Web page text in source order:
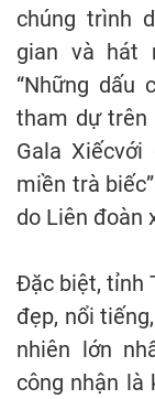
chúng trình
gian và hát
“Những dấu
tham dự trên
Gala
miền trà
do Liên đoàn
Đặc biệt, tỉnh
đẹp, nổi
nhiên lớn
công nhận là